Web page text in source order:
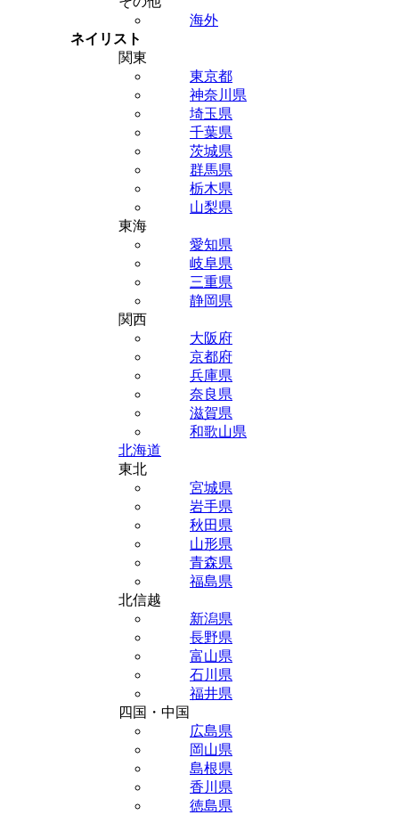
海外
ネイリスト
関東
東京都
神奈川県
埼玉県
千葉県
茨城県
群馬県
栃木県
山梨県
東海
愛知県
岐阜県
三重県
静岡県
関西
大阪府
京都府
兵庫県
奈良県
滋賀県
和歌山県
北海道
東北
宮城県
岩手県
秋田県
山形県
青森県
福島県
北信越
新潟県
長野県
富山県
石川県
福井県
四国・中国
広島県
岡山県
島根県
香川県
徳島県